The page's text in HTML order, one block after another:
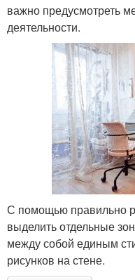
важно предусмотреть
деятельности.
С помощью правильно
выделить отдельные
между собой единым
рисунков на стене.